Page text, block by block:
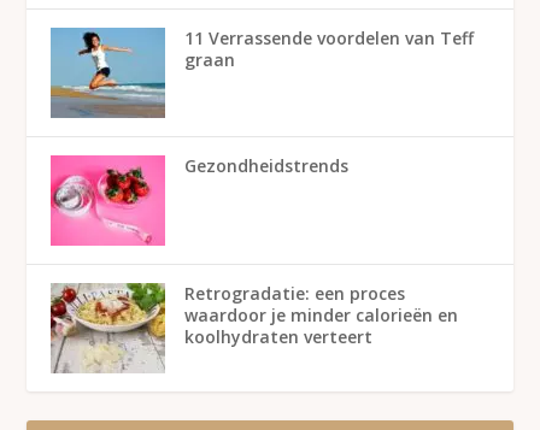
11 Verrassende voordelen van Teff
graan
Gezondheidstrends
Retrogradatie: een proces
waardoor je minder calorieën en
koolhydraten verteert